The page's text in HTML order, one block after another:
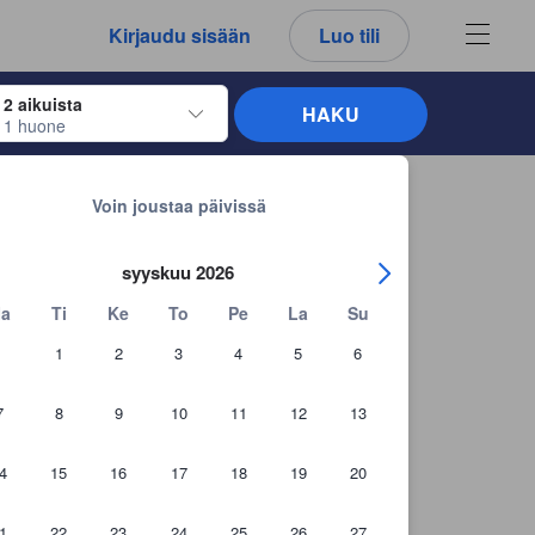
Kirjaudu sisään Luo tili
2 aikuista
1 huone
siirtyäksesi haluamiesi sisään- ja uloskirjautumispäivien
Voin joustaa päivissä
syyskuu 2026
Ti Ke To Pe La Su
1 2 3 4 5 6
8 9 10 11 12 13
15 16 17 18 19 20
HAKU
arvostelut ja kommentit ovat aina aitoja.